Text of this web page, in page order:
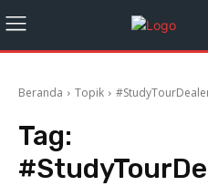
Beranda Topik
Tag: